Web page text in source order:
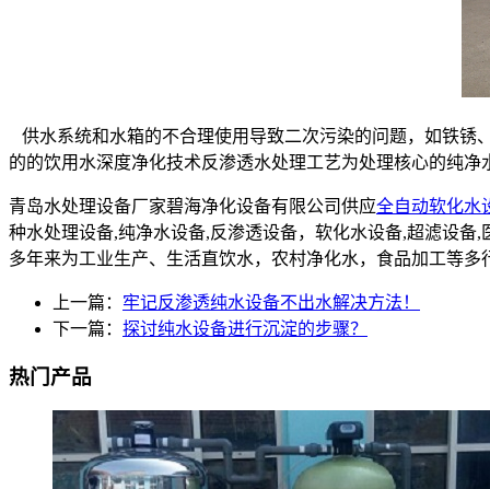
供水系统和水箱的不合理使用导致二次污染的问题，如铁锈
的的饮用水深度净化技术反渗透水处理工艺为处理核心的纯净
青岛水处理设备厂家碧海净化设备有限公司供应全自动软化水
种水处理设备,纯净水设备,反渗透设备，软化水设备,超滤设
多年来为工业生产、生活直饮水，农村净化水，食品加工等
上一篇： 牢记反渗透纯水设备不出水解决方法！
下一篇： 探讨纯水设备进行沉淀的步骤？
热门产品